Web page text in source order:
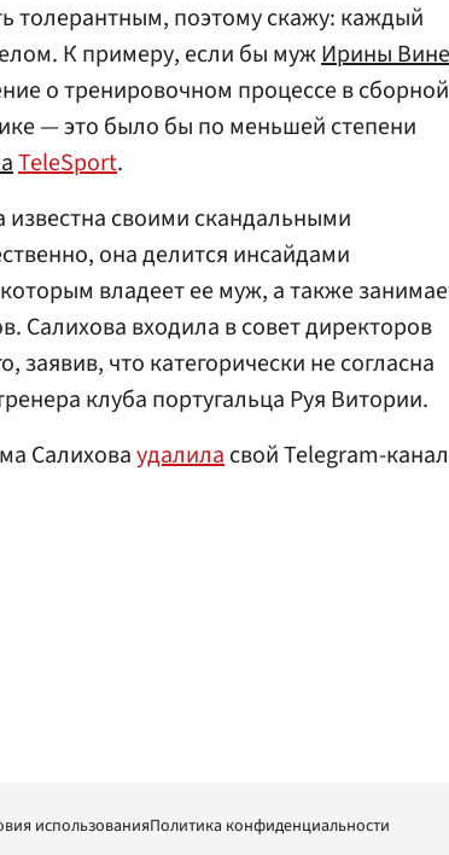
толерантным, поэтому скажу: каждый
К примеру, если бы мужИрины
о тренировочном процессе в сборной
— это было бы по меньшей степени
TeleSport.
своими скандальными
она делится инсайдами
владеет ее муж, а также
Салихова входила в совет директоров
заявив, что категорически не согласна
клуба португальца Руя Витории.
Салиховаудалиласвой Telegram-
использованияПолитика конфиденциальности